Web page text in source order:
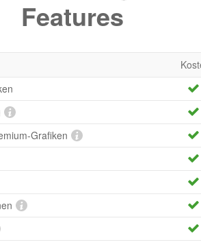
Features
Grafiken